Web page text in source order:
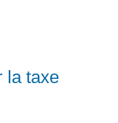
la taxe